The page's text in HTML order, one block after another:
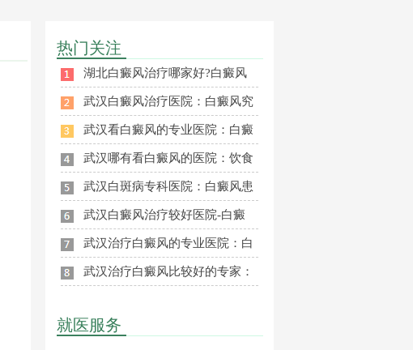
热门关注
湖北白癜风治疗哪家好?白癜风
武汉白癜风治疗医院：白癜风究
武汉看白癜风的专业医院：白癜
武汉哪有看白癜风的医院：饮食
武汉白斑病专科医院：白癜风患
武汉白癜风治疗较好医院-白癜
武汉治疗白癜风的专业医院：白
武汉治疗白癜风比较好的专家：
就医服务